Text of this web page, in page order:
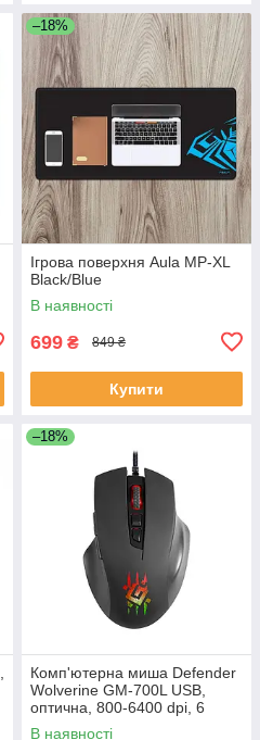
–18%
Ігрова поверхня Aula MP-XL
Black/Blue
В наявності
699 ₴ 849 ₴
Купити
–18%
Комп'ютерна миша Defender
Wolverine GM-700L USB,
оптична, 800-6400 dpi, 6
кнопок, RGB підсвітка 14
В наявності